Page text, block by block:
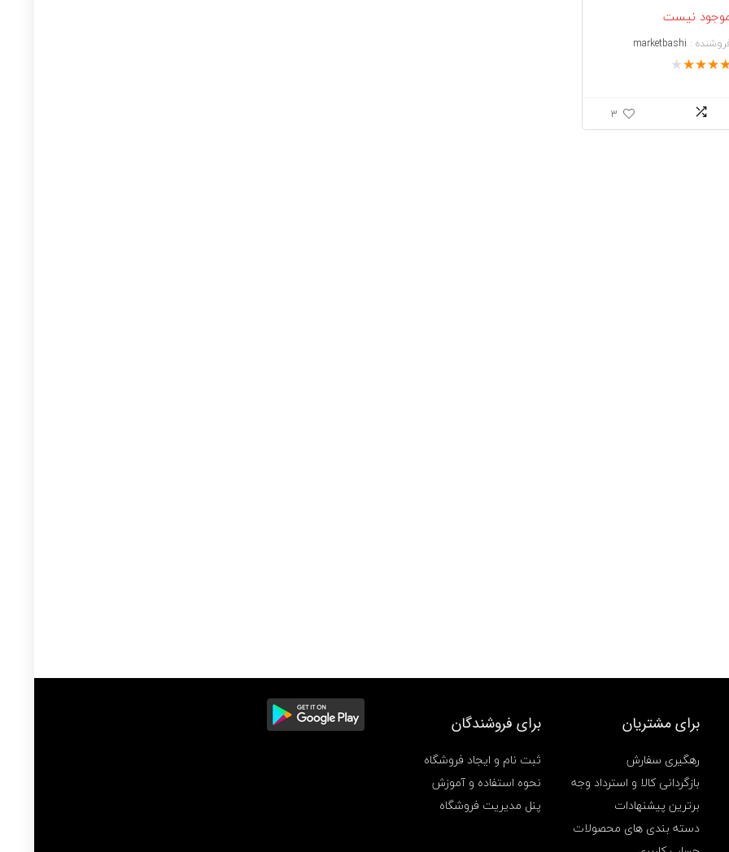
نیست
:
marketbashi
★
★
★
★
3
برای مشتریان
رهگیری سفارش
بازگردانی کالا و استرداد وجه
برترین پیشنهادات
دسته بندی های محصولات
برای فروشندگان
ثبت نام و ایجاد فروشگاه
نحوه استفاده و آموزش
پنل مدیریت فروشگاه